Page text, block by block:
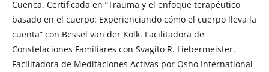
Cuenca. Certificada en “Trauma y el enfoque terapéutico
basado en el cuerpo: Experienciando cómo el cuerpo lleva la
cuenta” con Bessel van der Kolk. Facilitadora de
Constelaciones Familiares con Svagito R. Liebermeister.
Facilitadora de Meditaciones Activas por Osho International